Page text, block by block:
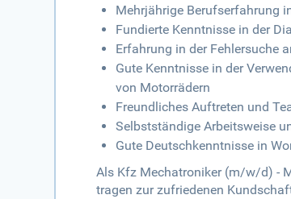
Mehrjährige Berufserfahrung
Fundierte Kenntnisse in der
Erfahrung in der Fehlersuche
Gute Kenntnisse in der
von Motorrädern
Freundliches Auftreten und
Selbstständige Arbeitsweise
Gute Deutschkenntnisse in
Als Kfz Mechatroniker (m/w/d) -
tragen zur zufriedenen